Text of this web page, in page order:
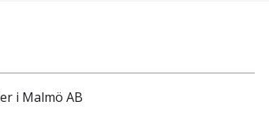
i Malmö AB